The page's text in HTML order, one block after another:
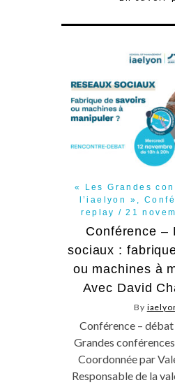
« Les Grandes
l’iaelyon » ,
replay
21
Conférence –
sociaux :
ou machines à
Avec David
By
Conférence – débat
Grandes conférences
Coordonnée par
Responsable de la